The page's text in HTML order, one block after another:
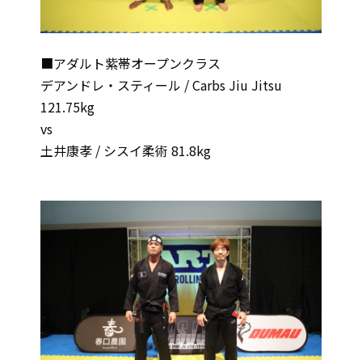
■アダルト紫帯オープンクラス
デアンドレ・スティール / Carbs Jiu Jitsu
121.75kg
vs
土井康孝 / シスイ柔術 81.8kg